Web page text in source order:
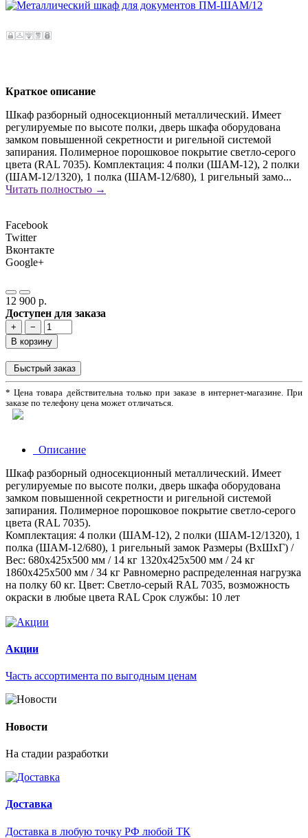
Краткое описание
Шкаф разборный односекционный металлический. Имеет
регулируемые по высоте полки, дверь шкафа оборудована
замком повышенной секретности и ригельной системой
запирания. Полимерное порошковое покрытие светло-серого
цвета (RAL 7035). Комплектация: 4 полки (ШАМ-12), 2 полки
(ШАМ-12/1320), 1 полка (ШАМ-12/680), 1 ригельный замо...
Читать полностью →
Facebook
Twitter
Вконтакте
Google+
12 900 р.
Доступен для заказа
+
−
В корзину
Быстрый заказ
* Цена товара действительна только при заказе в интернет-магазине. При
заказе по телефону цена может отличаться.
Описание
Шкаф разборный односекционный металлический. Имеет
регулируемые по высоте полки, дверь шкафа оборудована
замком повышенной секретности и ригельной системой
запирания. Полимерное порошковое покрытие светло-серого
цвета (RAL 7035).
Комплектация: 4 полки (ШАМ-12), 2 полки (ШАМ-12/1320), 1
полка (ШАМ-12/680), 1 ригельный замок Размеры (ВхШхГ) /
Вес: 680x425x500 мм / 14 кг 1320x425x500 мм / 24 кг
1860x425x500 мм / 34 кг Равномерно распределенная нагрузка
на полку 60 кг. Цвет: Светло-серый RAL 7035, возможность
окраски в любые цвета RAL Cрок службы: 10 лет
Акции
Часть ассортимента по выгодным ценам
Новости
На стадии разработки
Доставка
Доставка в любую точку РФ любой ТК